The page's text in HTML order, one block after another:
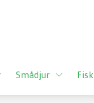
Smådjur Fisk